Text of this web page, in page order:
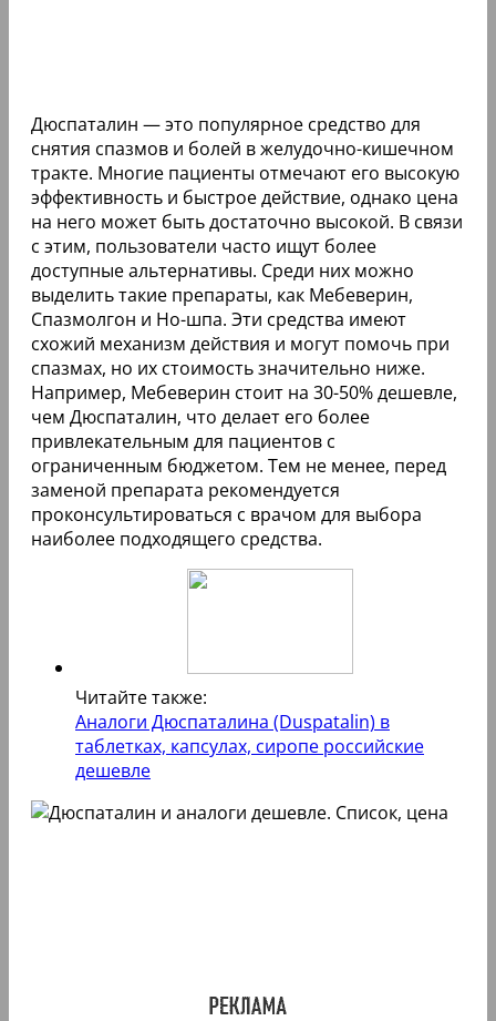
Дюспаталин — это популярное средство для
снятия спазмов и болей в желудочно-кишечном
тракте. Многие пациенты отмечают его высокую
эффективность и быстрое действие, однако цена
на него может быть достаточно высокой. В связи
с этим, пользователи часто ищут более
доступные альтернативы. Среди них можно
выделить такие препараты, как Мебеверин,
Спазмолгон и Но-шпа. Эти средства имеют
схожий механизм действия и могут помочь при
спазмах, но их стоимость значительно ниже.
Например, Мебеверин стоит на 30-50% дешевле,
чем Дюспаталин, что делает его более
привлекательным для пациентов с
ограниченным бюджетом. Тем не менее, перед
заменой препарата рекомендуется
проконсультироваться с врачом для выбора
наиболее подходящего средства.
Читайте также:
Аналоги Дюспаталина (Duspatalin) в
таблетках, капсулах, сиропе российские
дешевле